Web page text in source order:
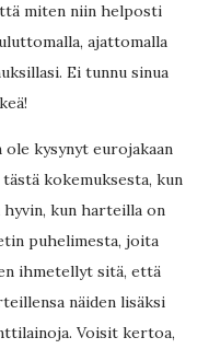
miten niin helposti
ajattomalla
Ei tunnu sinua
ole kysynyt eurojakaan
kokemuksesta, kun
kun harteilla on
puhelimesta, joita
ihmetellyt sitä, että
näiden lisäksi
Voisit kertoa,